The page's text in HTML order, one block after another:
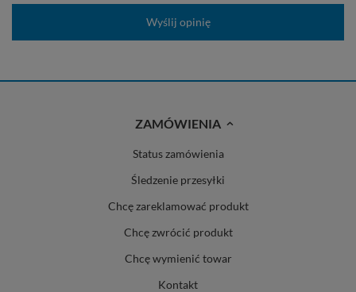
Wyślij opinię
ZAMÓWIENIA
Status zamówienia
Śledzenie przesyłki
Chcę zareklamować produkt
Chcę zwrócić produkt
Chcę wymienić towar
Kontakt